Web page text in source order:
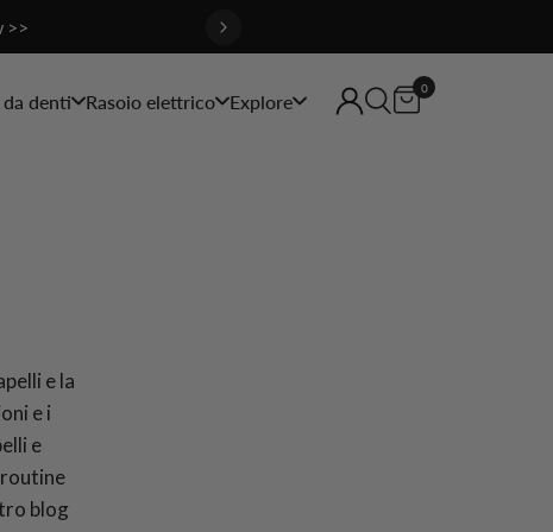
>>
da denti Rasoio elettrico Explore
0
e la
e i
e
blog